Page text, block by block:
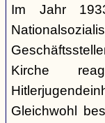
Im Jahr
Kirche
Gleichwohl